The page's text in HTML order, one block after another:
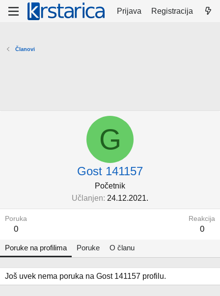
Prijava Registracija
Članovi
G
Gost 141157
Početnik
Učlanjen 24.12.2021.
Poruka
0
Reakcija
0
Poruke na profilima Poruke O članu
Još uvek nema poruka na Gost 141157 profilu.